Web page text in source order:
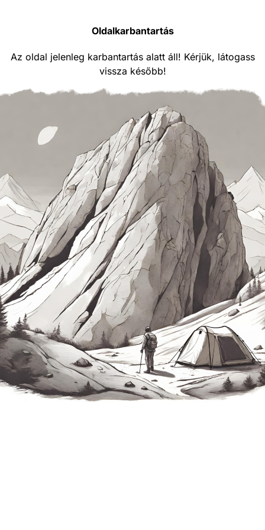
Oldalkarbantartás
Az oldal jelenleg karbantartás alatt áll! Kérjük, látogass
vissza később!